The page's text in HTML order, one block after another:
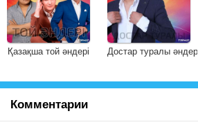
Қазақша той әндері Достар туралы әндер
Комментарии